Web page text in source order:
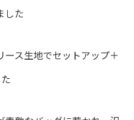
した
ス生地でセットアップ＋